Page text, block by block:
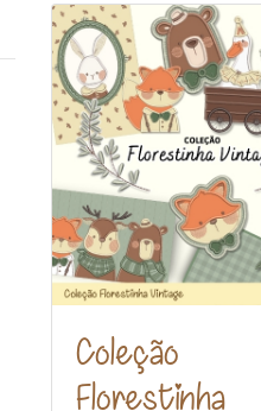
Coleção
Florestinha